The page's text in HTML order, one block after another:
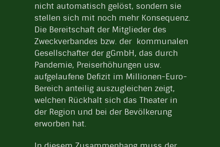
nicht automatisch gelöst, sondern sie
stellen sich mit noch mehr Konsequenz.
Die Bereitschaft der Mitglieder des
Zweckverbandes bzw. der kommunalen
Gesellschafter der gGmbH, das durch
Pandemie, Preiserhöhungen usw.
aufgelaufene Defizit im Millionen-Euro-
Bereich anteilig auszugleichen zeigt,
welchen Rückhalt sich das Theater in
der Region und bei der Bevölkerung
erworben hat.